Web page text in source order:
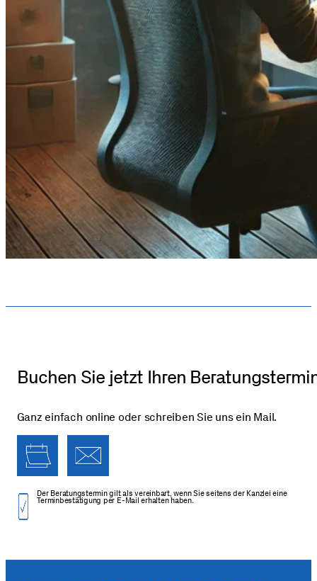
Buchen Sie jetzt Ihren
Ganz einfach online oder schreiben Sie uns ein Mail.
Der Beratungs­termin gilt als vereinbart, wenn Sie seitens der Kanzlei eine
Termin­bestätigung per E-Mail erhalten haben.